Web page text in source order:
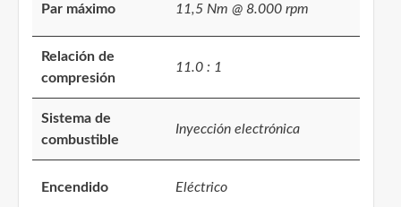
Par máximo 11,5 Nm @ 8.000 rpm
Relación de
compresión
11.0 : 1
Sistema de
combustible
Inyección electrónica
Encendido Eléctrico